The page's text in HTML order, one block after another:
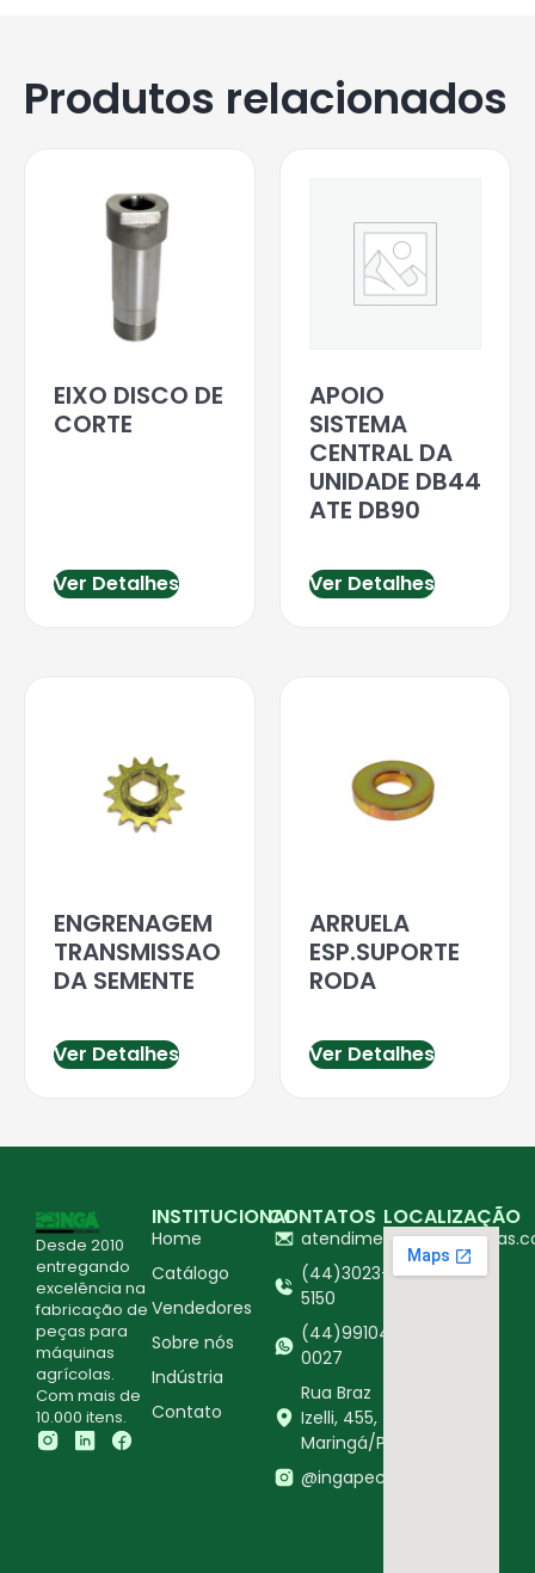
Produtos relacionados
EIXO DISCO DE
CORTE
Ver Detalhes
APOIO
SISTEMA
CENTRAL DA
UNIDADE DB44
ATE DB90
Ver Detalhes
ENGRENAGEM
TRANSMISSAO
DA SEMENTE
Ver Detalhes
ARRUELA
ESP.SUPORTE
RODA
Ver Detalhes
Desde 2010
entregando
excelência na
fabricação de
peças para
máquinas
agrícolas.
Com mais de
10.000 itens.
INSTITUCIONAL
Home
Catálogo
Vendedores
Sobre nós
Indústria
Contato
CONTATOS
(44)3023-
5150
(44)99104-
0027
Rua Braz
Izelli, 455,
Maringá/PR
@ingapecasagricolas
LOCALIZAÇÃO